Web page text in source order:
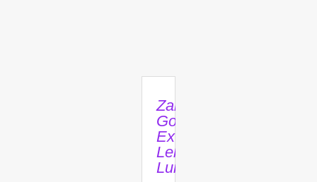
Zakelijk
Goedemiddag
Extra
Lekkere
Lunch